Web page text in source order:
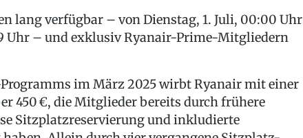
lang verfügbar – von Dienstag, 1. Juli, 00:00 Uhr
Uhr – und exklusiv Ryanair-Prime-Mitgliedern
im März 2025 wirbt Ryanair mit einer
450 €, die Mitglieder bereits durch frühere
Sitzplatzreservierung und inkludierte